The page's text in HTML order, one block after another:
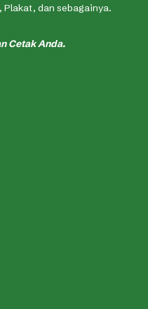
Plakat, dan sebagainya.
Cetak Anda.